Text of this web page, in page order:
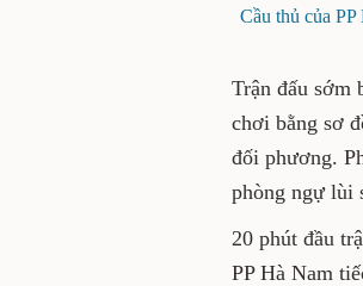
Cầu thủ của
Trận đấu sớm
chơi bằng sơ
đối phương.
phòng ngự lùi
20 phút đầu
PP Hà Nam